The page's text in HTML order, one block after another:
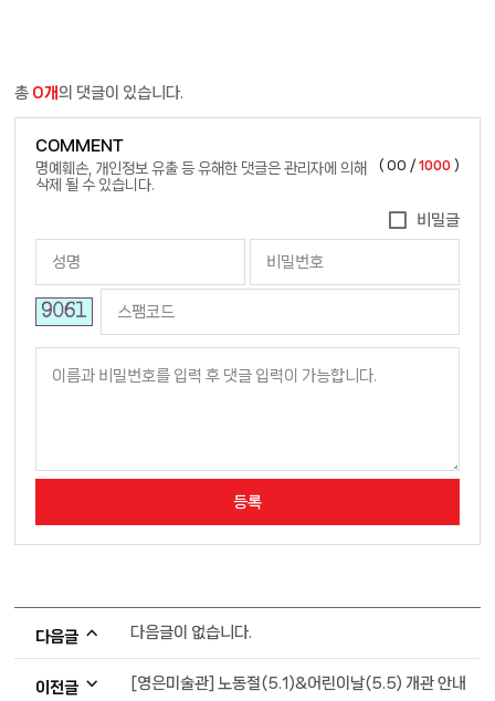
총 0개의 댓글이 있습니다.
COMMENT
명예훼손, 개인정보 유출 등 유해한 댓글은 관리자에 의해
삭제 될 수 있습니다.
(00 /1000 )
비밀글
다음글 다음글이 없습니다.
이전글 [영은미술관] 노동절(5.1)&어린이날(5.5) 개관 안내